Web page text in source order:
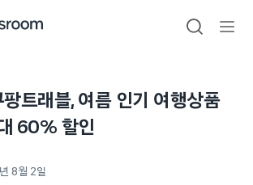
검색
팡트래블, 여름 인기 여행상품
60% 할인
8월 2일